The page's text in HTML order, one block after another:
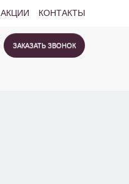
АКЦИИ КОНТАКТЫ
ЗАКАЗАТЬ ЗВОНОК